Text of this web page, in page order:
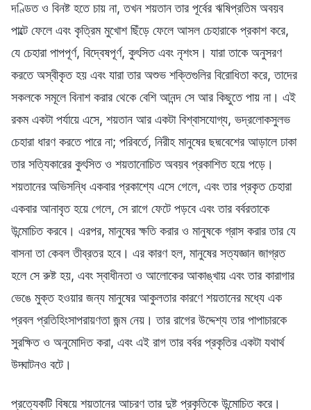
দণ্ডিত ও বিনষ্ট হতে চায় না, তখন শয়তান তার পূর্বের ঋষিপ্রতিম অবয়ব
পাল্টে ফেলে এবং কৃত্রিম মুখোশ ছিঁড়ে ফেলে আসল চেহারাকে প্রকাশ করে,
যে চেহারা পাপপূর্ণ, বিদ্বেষপূর্ণ, কুৎসিত এবং নৃশংস। যারা তাকে অনুসরণ
করতে অস্বীকৃত হয় এবং যারা তার অশুভ শক্তিগুলির বিরোধিতা করে, তাদের
সকলকে সমূলে বিনাশ করার থেকে বেশি আনন্দ সে আর কিছুতে পায় না। এই
রকম একটা পর্যায়ে এসে, শয়তান আর একটা বিশ্বাসযোগ্য, ভদ্রলোকসুলভ
চেহারা ধারণ করতে পারে না; পরিবর্তে, নিরীহ মানুষের ছদ্মবেশের আড়ালে ঢাকা
তার সত্যিকারের কুৎসিত ও শয়তানোচিত অবয়ব প্রকাশিত হয়ে পড়ে।
শয়তানের অভিসন্ধি একবার প্রকাশ্যে এসে গেলে, এবং তার প্রকৃত চেহারা
একবার আনাবৃত হয়ে গেলে, সে রাগে ফেটে পড়বে এবং তার বর্বরতাকে
উন্মোচিত করবে। এরপর, মানুষের ক্ষতি করার ও মানুষকে গ্রাস করার তার যে
বাসনা তা কেবল তীব্রতর হবে। এর কারণ হল, মানুষের সত্যজ্ঞান জাগ্রত
হলে সে রুষ্ট হয়, এবং স্বাধীনতা ও আলোকের আকাঙ্খায় এবং তার কারাগার
ভেঙে মুক্ত হওয়ার জন্য মানুষের আকুলতার কারণে শয়তানের মধ্যে এক
প্রবল প্রতিহিংসাপরায়ণতা জন্ম নেয়। তার রাগের উদ্দেশ্য তার পাপাচারকে
সুরক্ষিত ও অনুমোদিত করা, এবং এই রাগ তার বর্বর প্রকৃতির একটা যথার্থ
উদ্ঘাটনও বটে।
প্রত্যেকটি বিষয়ে শয়তানের আচরণ তার দুষ্ট প্রকৃতিকে উন্মোচিত করে।